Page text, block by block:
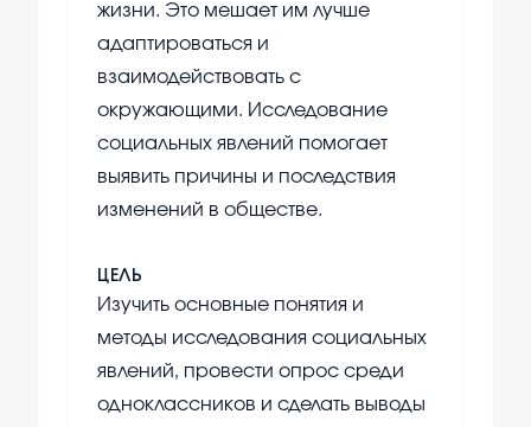
жизни. Это мешает им лучше
адаптироваться и
взаимодействовать с
окружающими. Исследование
социальных явлений помогает
выявить причины и последствия
изменений в обществе.
ЦЕЛЬ
Изучить основные понятия и
методы исследования социальных
явлений, провести опрос среди
одноклассников и сделать выводы